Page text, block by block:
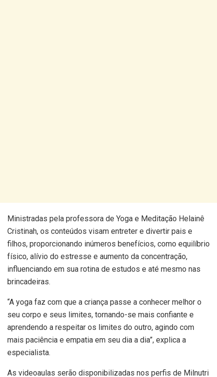
Ministradas pela professora de Yoga e Meditação Helainê
Cristinah, os conteúdos visam entreter e divertir pais e
filhos, proporcionando inúmeros benefícios, como equilíbrio
físico, alívio do estresse e aumento da concentração,
influenciando em sua rotina de estudos e até mesmo nas
brincadeiras.
“A yoga faz com que a criança passe a conhecer melhor o
seu corpo e seus limites, tornando-se mais confiante e
aprendendo a respeitar os limites do outro, agindo com
mais paciência e empatia em seu dia a dia”, explica a
especialista.
As videoaulas serão disponibilizadas nos perfis de Milnutri